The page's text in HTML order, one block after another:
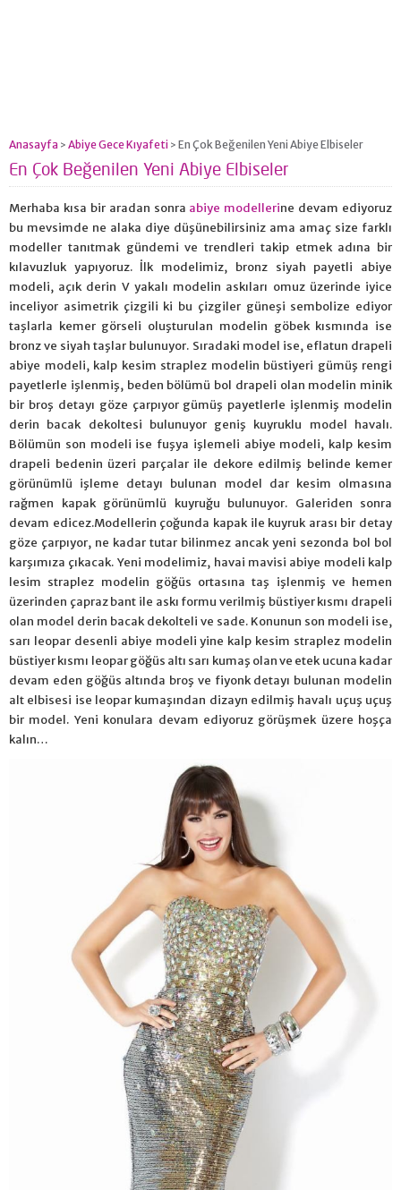
Anasayfa > Abiye Gece Kıyafeti > En Çok Beğenilen Yeni Abiye Elbiseler
En Çok Beğenilen Yeni Abiye Elbiseler
Merhaba kısa bir aradan sonra abiye modellerine devam ediyoruz
bu mevsimde ne alaka diye düşünebilirsiniz ama amaç size farklı
modeller tanıtmak gündemi ve trendleri takip etmek adına bir
kılavuzluk yapıyoruz. İlk modelimiz, bronz siyah payetli abiye
modeli, açık derin V yakalı modelin askıları omuz üzerinde iyice
inceliyor asimetrik çizgili ki bu çizgiler güneşi sembolize ediyor
taşlarla kemer görseli oluşturulan modelin göbek kısmında ise
bronz ve siyah taşlar bulunuyor. Sıradaki model ise, eflatun drapeli
abiye modeli, kalp kesim straplez modelin büstiyeri gümüş rengi
payetlerle işlenmiş, beden bölümü bol drapeli olan modelin minik
bir broş detayı göze çarpıyor gümüş payetlerle işlenmiş modelin
derin bacak dekoltesi bulunuyor geniş kuyruklu model havalı.
Bölümün son modeli ise fuşya işlemeli abiye modeli, kalp kesim
drapeli bedenin üzeri parçalar ile dekore edilmiş belinde kemer
görünümlü işleme detayı bulunan model dar kesim olmasına
rağmen kapak görünümlü kuyruğu bulunuyor. Galeriden sonra
devam edicez.Modellerin çoğunda kapak ile kuyruk arası bir detay
göze çarpıyor, ne kadar tutar bilinmez ancak yeni sezonda bol bol
karşımıza çıkacak. Yeni modelimiz, havai mavisi abiye modeli kalp
lesim straplez modelin göğüs ortasına taş işlenmiş ve hemen
üzerinden çapraz bant ile askı formu verilmiş büstiyer kısmı drapeli
olan model derin bacak dekolteli ve sade. Konunun son modeli ise,
sarı leopar desenli abiye modeli yine kalp kesim straplez modelin
büstiyer kısmı leopar göğüs altı sarı kumaş olan ve etek ucuna kadar
devam eden göğüs altında broş ve fiyonk detayı bulunan modelin
alt elbisesi ise leopar kumaşından dizayn edilmiş havalı uçuş uçuş
bir model. Yeni konulara devam ediyoruz görüşmek üzere hoşça
kalın…